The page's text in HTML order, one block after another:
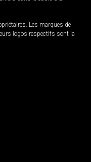
Les marques de
logos respectifs sont la